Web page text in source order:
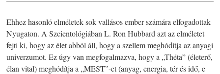
Ehhez hasonló elméletek sok vallásos ember számára elfogadottak
Nyugaton. A Szcientológiában L. Ron Hubbard azt az elméletet
fejti ki, hogy az élet abból áll, hogy a szellem meghódítja az anyagi
univerzumot. Ez úgy van megfogalmazva, hogy a „Théta” (életerő,
élan vital) meghódítja a „MEST”-et (anyag, energia, tér és idő, e